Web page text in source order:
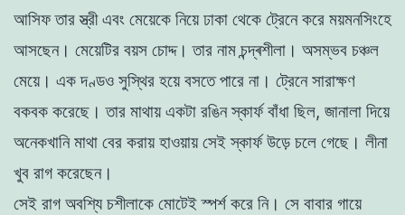
আসিফতারস্ত্রীএবং মেয়েকে নিয়েঢাকা থেকে ট্রেনেকরে ময়মনসিংহে
আসছেন। মেয়েটির বয়স চোদ্দ।তার নামচন্দ্ৰশীলা । অসম্ভব চঞ্চল
মেয়ে। একদণ্ডও সুস্থির হয়েবসতেপারে না । ট্রেনেসারাক্ষণ
বকবক করেছে ।তার মাথায়একটা রঙিনস্কার্ফবাঁধা ছিল, জানালা দিয়ে
অনেকখানিমাথা বের করায়হাওয়ায়সেইস্কার্ফউড়েচলে গেছে । লীনা
খুব রাগ করেছেন।
সেই রাগ অবশ্যিচশীলাকে মােটেই স্পর্শকরে নি। সে বাবার গায়ে